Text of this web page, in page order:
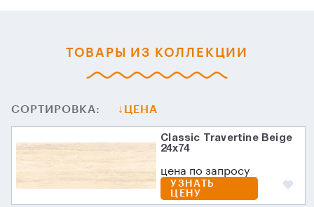
ТОВАРЫ ИЗ КОЛЛЕКЦИИ
СОРТИРОВКА: ЦЕНА
Classic Travertine Beige
24x74
цена по запросу
УЗНАТЬ
ЦЕНУ